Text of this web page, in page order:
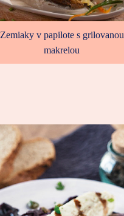
Zemiaky v papilote s grilovanou
makrelou